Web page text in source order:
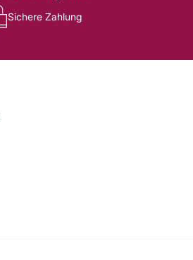
Sichere Zahlung